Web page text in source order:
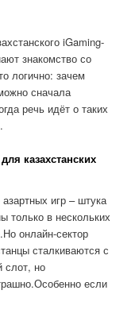
iGaming-
знакомство со
логично: зачем
сначала
речь идёт о таких
казахстанских
игр – штука
только в нескольких
онлайн-сектор
сталкиваются с
слот, но
если